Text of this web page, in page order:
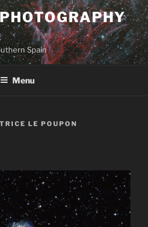
Spain
Menu
LE POUPON